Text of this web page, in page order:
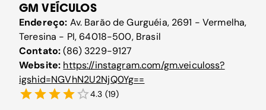
GM VEÍCULOS
Endereço: Av. Barão de Gurguéia, 2691 - Vermelha,
Teresina - PI, 64018-500, Brasil
Contato:(86) 3229-9127
Website: https://instagram.com/gm.veiculoss?
igshid=NGVhN2U2NjQ0Yg==
4.3 (19)